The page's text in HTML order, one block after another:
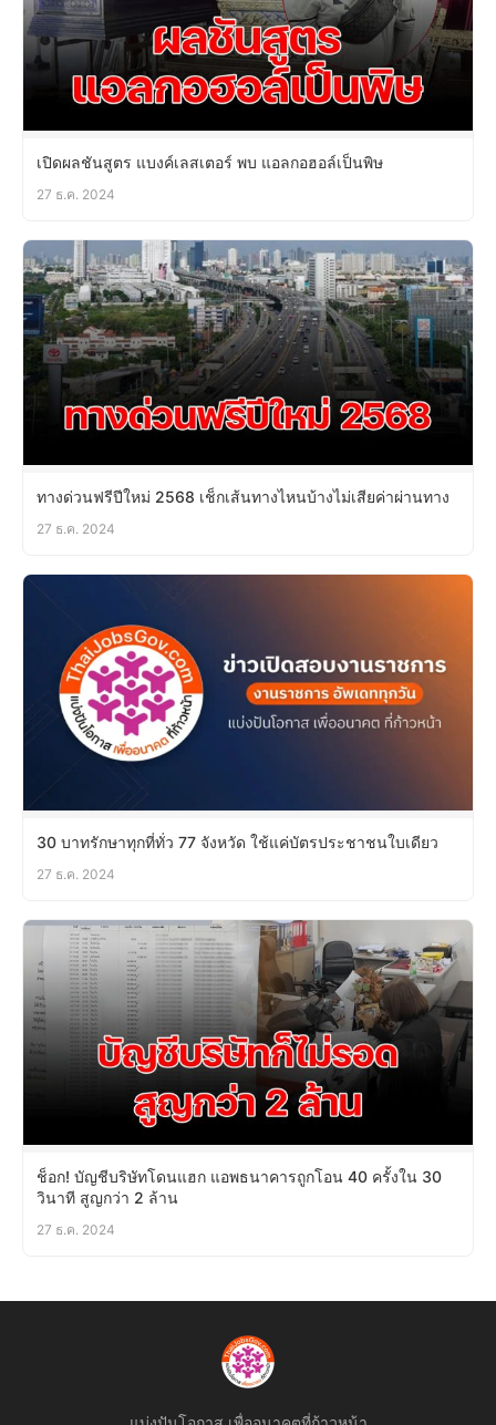
เปิดผลชันสูตร แบงค์เลสเตอร์ พบ แอลกอฮอล์เป็นพิษ
27 ธ.ค. 2024
ทางด่วนฟรีปีใหม่ 2568 เช็กเส้นทางไหนบ้างไม่เสียค่าผ่านทาง
27 ธ.ค. 2024
30 บาทรักษาทุกที่ทั่ว 77 จังหวัด ใช้แค่บัตรประชาชนใบเดียว
27 ธ.ค. 2024
ช็อก! บัญชีบริษัทโดนแฮก แอพธนาคารถูกโอน 40 ครั้งใน 30
วินาที สูญกว่า 2 ล้าน
27 ธ.ค. 2024